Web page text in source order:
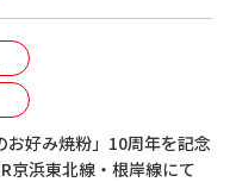
お好み焼粉」10周年を記念
京浜東北線・根岸線にて